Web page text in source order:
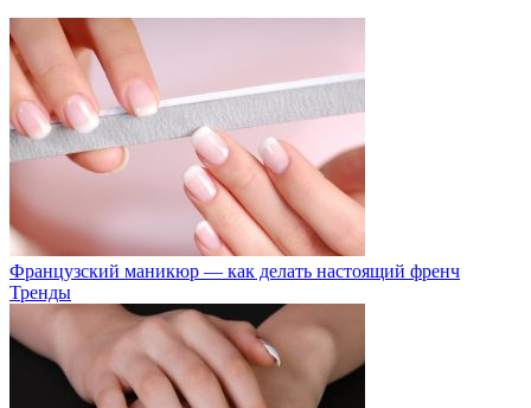
Французский маникюр — как делать настоящий френч
Тренды